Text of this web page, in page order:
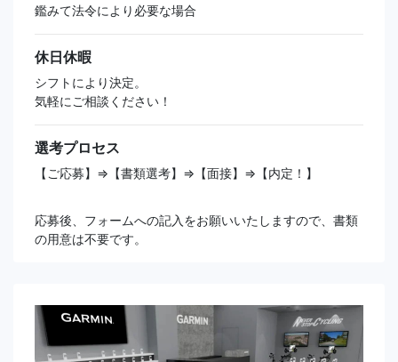
鑑みて法令により必要な場合
休日休暇
シフトにより決定。
気軽にご相談ください！
選考プロセス
【ご応募】⇒【書類選考】⇒【面接】⇒【内定！】
応募後、フォームへの記入をお願いいたしますので、書類
の用意は不要です。